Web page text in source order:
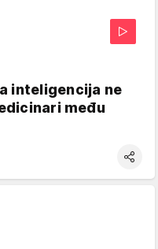
inteligencija ne
među